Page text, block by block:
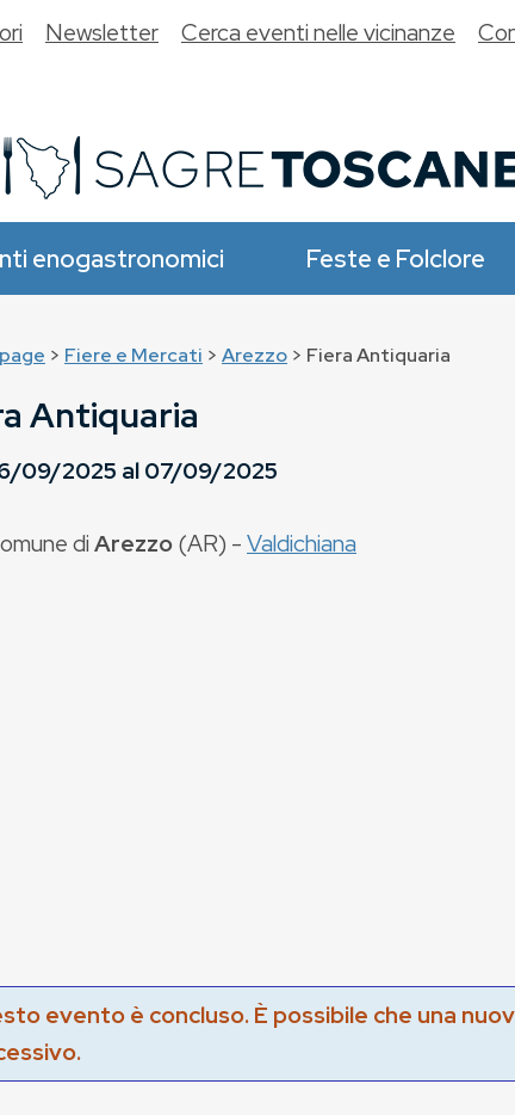
enogastronomici Feste e Folclore
Newsletter Cerca eventi nelle vicinanze
> Fiere e Mercati > Arezzo > Fiera Antiquaria
Antiquaria
09/2025 al07/09/2025
diArezzo(AR) -Valdichiana
evento è concluso. È possibile che una